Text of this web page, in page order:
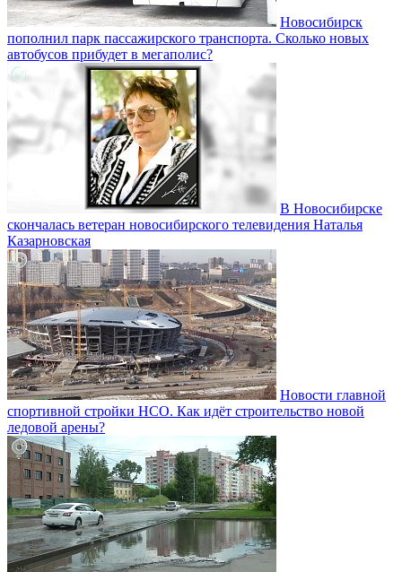
Новосибирск
пополнил парк пассажирского транспорта. Сколько новых
автобусов прибудет в мегаполис?
В Новосибирске
скончалась ветеран новосибирского телевидения Наталья
Казарновская
Новости главной
спортивной стройки НСО. Как идёт строительство новой
ледовой арены?